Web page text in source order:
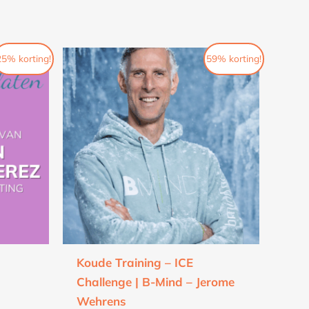
korting! 59% korting!
Koude Training – ICE
Challenge | B-Mind – Jerome
Wehrens
Oorspronkelijke
prijs
was:
€49.
Huidige
prijs
is:
€20.